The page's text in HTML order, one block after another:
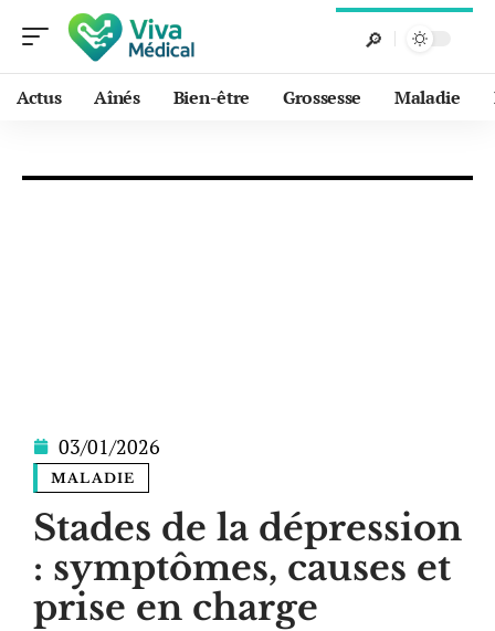
Actus Aînés Bien-être Grossesse Maladie
03/01/2026
MALADIE
Stades de la dépression
: symptômes, causes et
prise en charge